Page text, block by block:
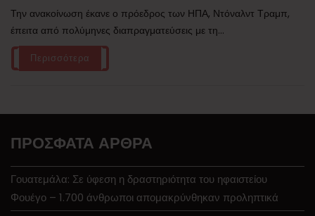
Την ανακοίνωση έκανε ο πρόεδρος των ΗΠΑ, Ντόναλντ Τραμπ,
έπειτα από πολύμηνες διαπραγματεύσεις με τη...
Περισσότερα
ΠΡΌΣΦΑΤΑ ΆΡΘΡΑ
Γουατεμάλα: Σε ύφεση η δραστηριότητα του ηφαιστείου
Φουέγο – 1.700 άνθρωποι απομακρύνθηκαν προληπτικά